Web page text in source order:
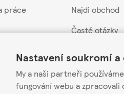
Nastavení soukromí a
My a naši partneři
fungování webu a
práce
Tesco
Najdi obchod
Časté otázky
Stažení
Etická linka